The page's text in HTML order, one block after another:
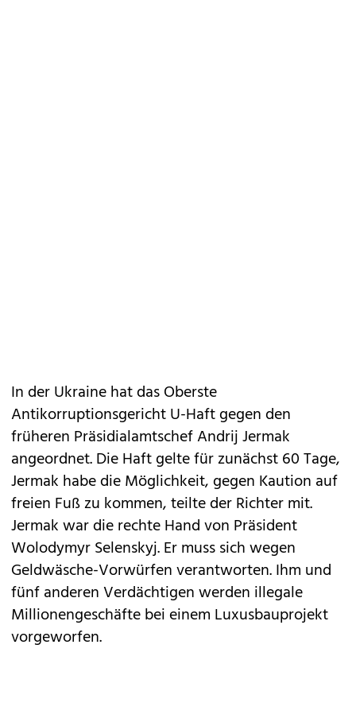
In der Ukraine hat das Oberste
Antikorruptionsgericht U-Haft gegen den
früheren Präsidialamtschef Andrij Jermak
angeordnet. Die Haft gelte für zunächst 60 Tage,
Jermak habe die Möglichkeit, gegen Kaution auf
freien Fuß zu kommen, teilte der Richter mit.
Jermak war die rechte Hand von Präsident
Wolodymyr Selenskyj. Er muss sich wegen
Geldwäsche-Vorwürfen verantworten. Ihm und
fünf anderen Verdächtigen werden illegale
Millionengeschäfte bei einem Luxusbauprojekt
vorgeworfen.